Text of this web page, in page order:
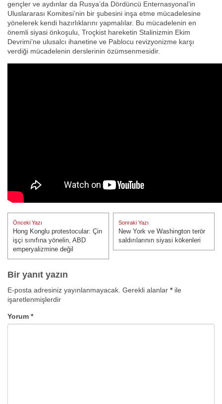
gençler ve aydınlar da Rusya’da Dördüncü Enternasyonal’in
Uluslararası Komitesi’nin bir şubesini inşa etme mücadelesine
yönelerek kendi hazırlıklarını yapmalılar. Bu mücadelenin en
önemli siyasi önkoşulu, Troçkist hareketin Stalinizmin Ekim
Devrimi’ne ulusalcı ihanetine ve Pablocu revizyonizme karşı
verdiği mücadelenin derslerinin özümsenmesidir.
Yazı
gezinmesi
Önceki Yazı
Önceki Yazı:
Hong Konglu protestocular: Çin
işçi sınıfına yönelin, ABD
emperyalizmine değil
Sonraki Yazı
Sonraki Yazı:
New York ve Washington terör
saldırılarının siyasi kökenleri
Bir yanıt yazın
E-posta adresiniz yayınlanmayacak. Gerekli alanlar *ile
işaretlenmişlerdir
Yorum *